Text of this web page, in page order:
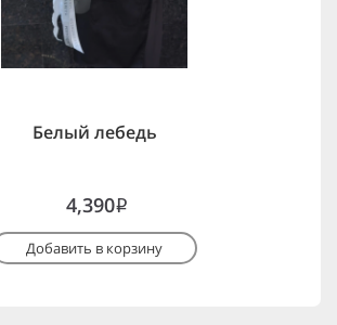
Белый лебедь
4,390i
Добавить в корзину